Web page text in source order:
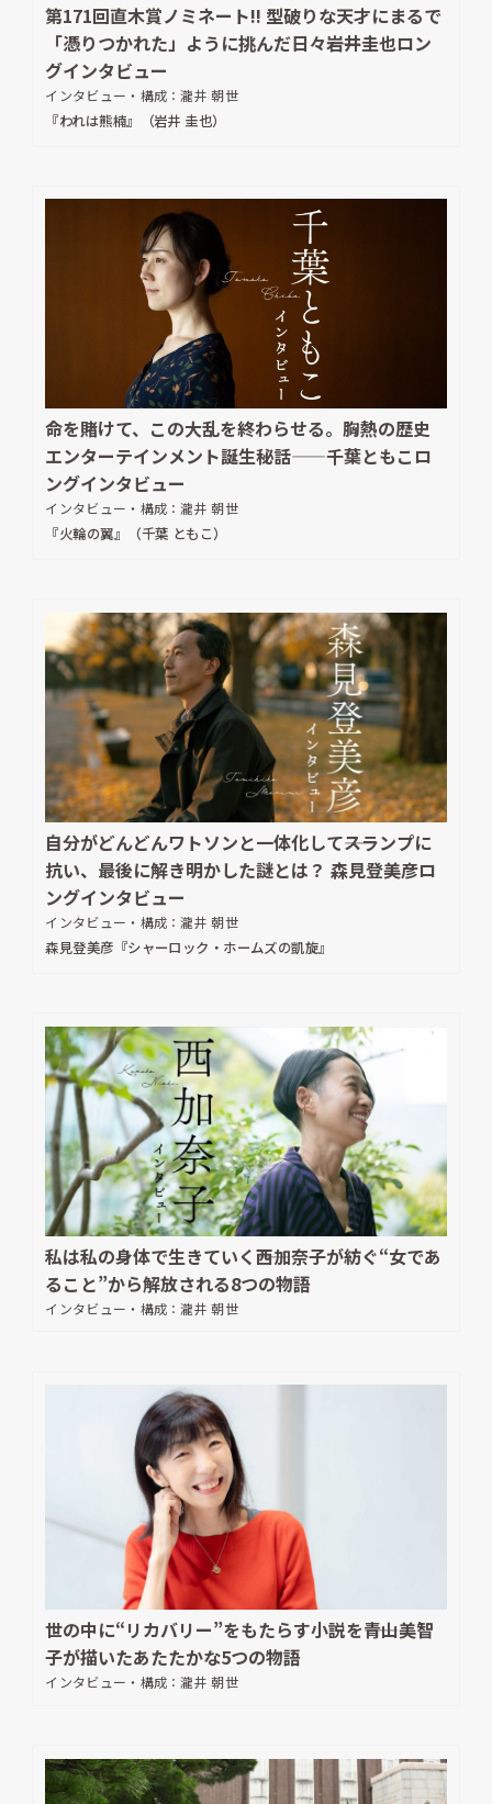
第171回直木賞ノミネート!! 型破りな天才にまるで
「憑りつかれた」ように挑んだ日々――岩井圭也ロン
グインタビュー
インタビュー・構成：瀧井 朝世
『われは熊楠』（岩井 圭也）
命を賭けて、この大乱を終わらせる。胸熱の歴史
エンターテインメント誕生秘話——千葉ともこロ
ングインタビュー
インタビュー・構成：瀧井 朝世
『火輪の翼』（千葉 ともこ）
自分がどんどんワトソンと一体化して――スランプに
抗い、最後に解き明かした謎とは？ 森見登美彦ロ
ングインタビュー
インタビュー・構成：瀧井 朝世
森見登美彦『シャーロック・ホームズの凱旋』
私は私の身体で生きていく――西加奈子が紡ぐ“女であ
ること”から解放される8つの物語
インタビュー・構成：瀧井 朝世
世の中に“リカバリー”をもたらす小説を――青山美智
子が描いたあたたかな5つの物語
インタビュー・構成：瀧井 朝世